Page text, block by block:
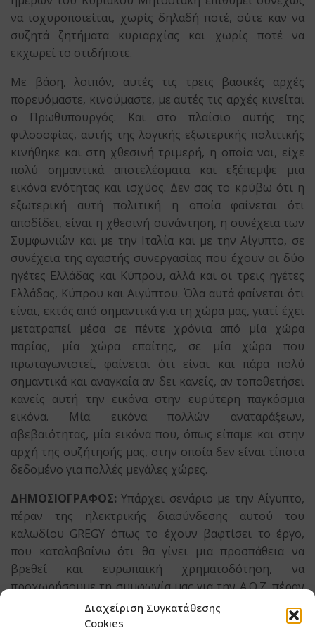
Διαχείριση Συγκατάθεσης
Cookies
να ισχυροποιείται, χωρίς δηλαδή ποτέ, ούτε καν να
συζητά ζητήματα κυριαρχίας και χωρίς ποτέ να
εκχωρεί το οτιδήποτε.
Με βάση, λοιπόν, αυτές τις τρεις βασικές αρχές
πορευόμαστε, κινούμαστε, με αυτές τις αρχές κινείται
ο Πρωθυπουργός. Και στο πλαίσιο αυτής της
φιλοσοφίας, αυτής της λογικής εξωτερικής πολιτικής
κινήθηκε και στη χθεσινή τριμερή, η οποία ναι, είχε
πολύ σημαντικά αποτελέσματα και εξέπεμψε μια
εικόνα ενότητας και ισχύος. Δεν σας το κρύβω ότι η
εξωτερική αυτή πολιτική η οποία φαίνεται ότι
αποδίδει, είναι η χθεσινή συνάντηση, η συνέχεια των
Συμφωνιών και με την Ιταλία και με την Αίγυπτο, σε
συνέχεια της αγαστής συνεργασίας που έχουν οι δύο
ηγέτες Ελλάδας και Κύπρου, αλλά και οι τρεις ηγέτες
Ελλάδας, Κύπρου και Αιγύπτου. Όλα αυτά φαίνεται ότι
είναι, εκτός από σημαντικά για τη χώρα μας, γιατί έχει
μετατραπεί μέσα σε πέντε χρόνια από μία χώρα
παρίας, μία χώρα επαίτης, σε μία χώρα που
πρωταγωνιστεί, φαίνεται ότι είναι και πάρα πολύ
σημαντικά και αναγκαία αν δει κανείς, αν τοποθετήσει
κανείς αυτή την εικόνα στην ευρύτερη παγκόσμια
εικόνα. Μία εικόνα πολλών αναταράξεων,
αβεβαιότητας, μία εικόνα που, όπως είπαμε και στην
αρχή της συζήτησής μας, στην οποία δεν είναι τίποτα
δεδομένο για πολλές μεγάλες χώρες.
ΔΗΜΟΣΙΟΓΡΑΦΟΣ:Υπάρχει σενάριο με την Αίγυπτο,
πέραν της ηλεκτρικής διασύνδεσης αυτού του
καλωδίου GREGY όπως το έχουν βαφτίσει το έργο,
που καταλαβαίνω ότι θα γίνει μια προσπάθεια να
βρεθεί και ευρωπαϊκή χρηματοδότηση, να
προχωρήσουμε τη συμφωνία μας για την Α.Ο.Ζ. πέραν
Μεσημβρινού;